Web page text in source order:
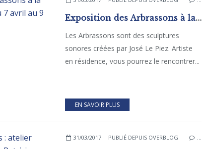
Exposition des Arbrassons à la bibliothèque de Rai du 7 avril au 9 mai 2017
Les Arbrassons sont des sculptures
sonores créées par José Le Piez. Artiste
en résidence, vous pourrez le rencontrer...
EN SAVOIR PLUS
31/03/2017 PUBLIÉ DEPUIS OVERBLOG